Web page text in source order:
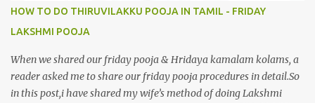
HOW TO DO THIRUVILAKKU POOJA IN TAMIL - FRIDAY
LAKSHMI POOJA
When we shared our friday pooja & Hridaya kamalam kolams, a
reader asked me to share our friday pooja procedures in detail.So
in this post,i have shared my wife’s method of doing Lakshmi